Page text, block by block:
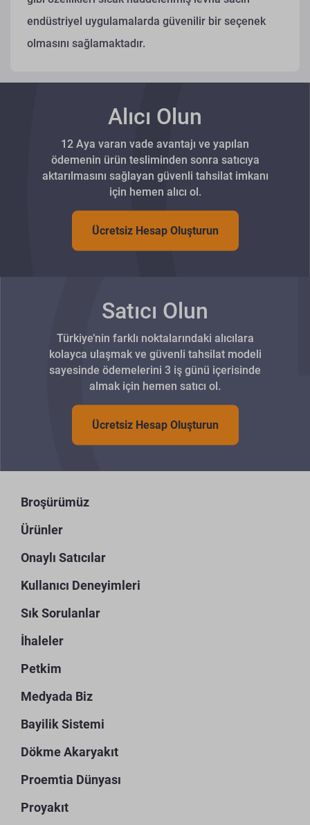
endüstriyel uygulamalarda güvenilir bir seçenek
olmasını sağlamaktadır.
Alıcı Olun
12 Aya varan vade avantajı ve yapılan
ödemenin ürün tesliminden sonra satıcıya
aktarılmasını sağlayan güvenli tahsilat imkanı
için hemen alıcı ol.
Ücretsiz Hesap Oluşturun
Satıcı Olun
Türkiye’nin farklı noktalarındaki alıcılara
kolayca ulaşmak ve güvenli tahsilat modeli
sayesinde ödemelerini 3 iş günü içerisinde
almak için hemen satıcı ol.
Ücretsiz Hesap Oluşturun
Broşürümüz
Ürünler
Onaylı Satıcılar
Kullanıcı Deneyimleri
Sık Sorulanlar
İhaleler
Petkim
Medyada Biz
Bayilik Sistemi
Dökme Akaryakıt
Proemtia Dünyası
Proyakıt